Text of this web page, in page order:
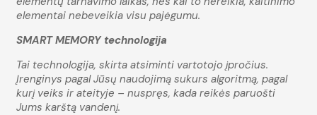
elementai nebeveikia visu pajėgumu.
SMART MEMORY technologija
Tai technologija, skirta atsiminti vartotojo įpročius.
Įrenginys pagal Jūsų naudojimą sukurs algoritmą, pagal
kurį veiks ir ateityje – nuspręs, kada reikės paruošti
Jums karštą vandenį.